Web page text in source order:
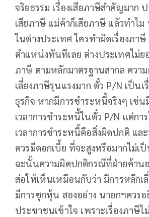
จริยธรรม เรื่องเสียภาษีสำคัญมาก
เสียภาษี แม่ค้าก็เสียภาษี แล้วทำไม
ในต่างประเทศ ใครทำผิดเรื่องภาษี
ตำแหน่งทันทีเลย ต่างประเทศไม่ย
ภาษี ตามหลักมาตรฐานสากล ความ
เลี่ยงภาษีรุนแรงมาก ตั๋ว P/N เป็นเ
ธุรกิจ หากมีการชำระหนี้จริงๆ เช่
เวลาการชำระหนี้ในตั๋ว P/N แต่กา
เวลาการชำระหนี้คือสิ่งผิดปกติ แล
ควรมีดอกเบี้ย ที่จะสูงหรือมากไม่เป็
ฉะนั้นความผิดปกติกรณีที่ฝ่ายค้าน
ส่อให้เห็นเหมือนกับว่า มีการหลีกเ
มีการซุกหุ้น สองอย่าง นายกฯควร
ประชาชนเข้าใจ เพราะเรื่องภาษีไ